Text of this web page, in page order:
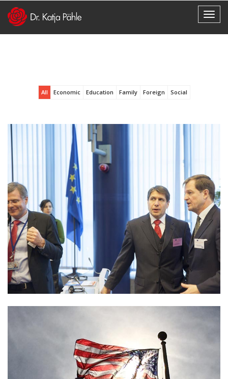
All Economic Education Family Foreign Social